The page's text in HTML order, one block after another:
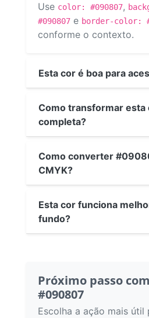
Use color: #090807,
#090807 e border-color:
conforme o contexto.
Esta cor é boa para
Como transformar esta
completa?
Como converter
CMYK?
Esta cor funciona
fundo?
Próximo passo
#090807
Escolha a ação mais útil